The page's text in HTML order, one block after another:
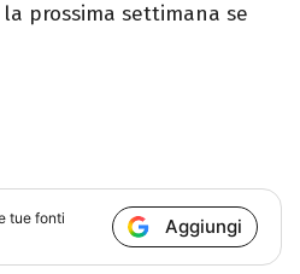
prossima settimana se
tue fonti
Aggiungi